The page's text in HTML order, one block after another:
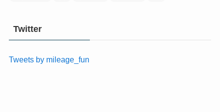
Twitter
Tweets by mileage_fun